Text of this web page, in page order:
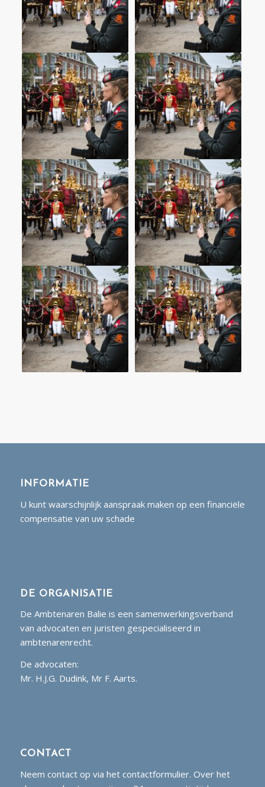
INFORMATIE
U kunt waarschijnlijk aanspraak maken op een financiële
compensatie van uw schade
DE ORGANISATIE
De Ambtenaren Balie is een samenwerkingsverband
van advocaten en juristen gespecialiseerd in
ambtenarenrecht.
De advocaten:
Mr. H.J.G. Dudink, Mr F. Aarts.
CONTACT
Neem contact op via het contactformulier. Over het